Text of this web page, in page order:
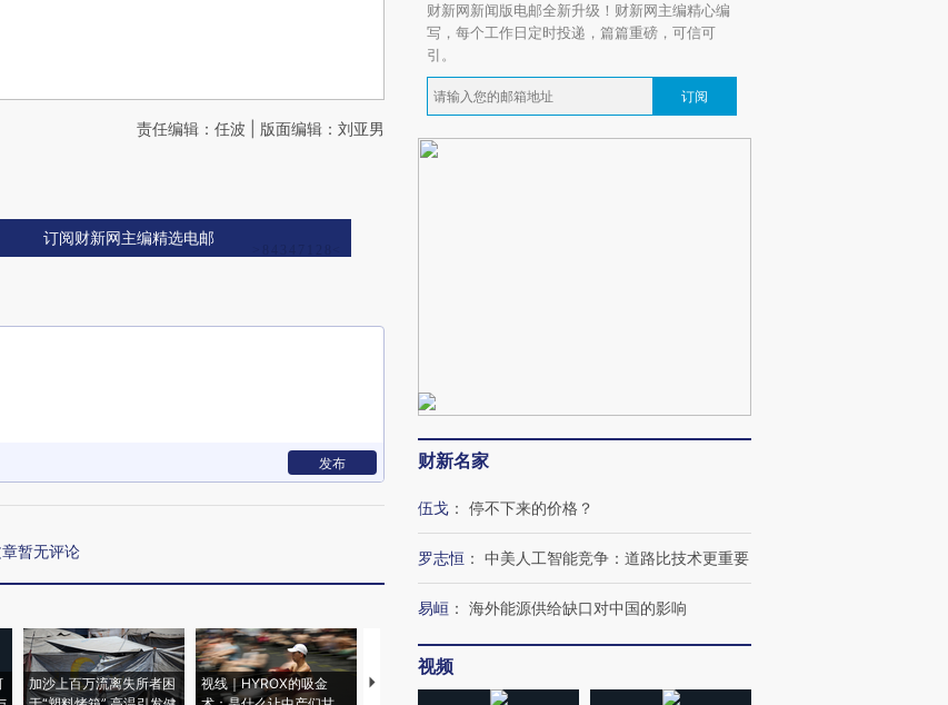
责任编辑：任波 | 版面编辑：刘亚男
订阅财新网主编精选电邮
发布
暂无评论
加沙上百万流离失所者困
视线｜HYROX的吸金
马航飞行员跨国走私7万
财新网新闻版电邮全新升级！财新网主编精心编
写，每个工作日定时投递，篇篇重磅，可信可
引。
订阅
财新名家
伍戈 ： 停不下来的价格？
罗志恒 ： 中美人工智能竞争：道路比技术更重要
易峘 ： 海外能源供给缺口对中国的影响
视频